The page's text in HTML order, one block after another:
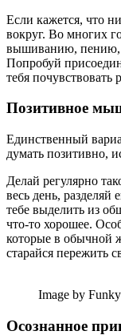
Если кажется, что
вокруг. Во многих
вышиванию, пению,
Попробуй
тебя почувствовать
Позитивное
Единственный
думать позитивно,
Делай регулярно
весь день,
тебе выделить из
что-то хорошее.
которые в обычной
старайся пережить
Image by
Осознанное